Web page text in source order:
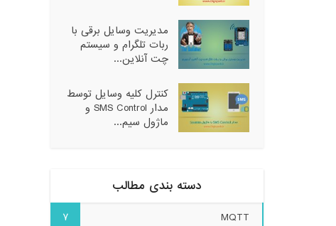
مدیریت وسایل برقی با
ربات تلگرام و سیستم
چت آنلاین...
کنترل کلیه وسایل توسط
مدار SMS Control و
ماژول سیم...
دسته بندی مطالب
MQTT
7